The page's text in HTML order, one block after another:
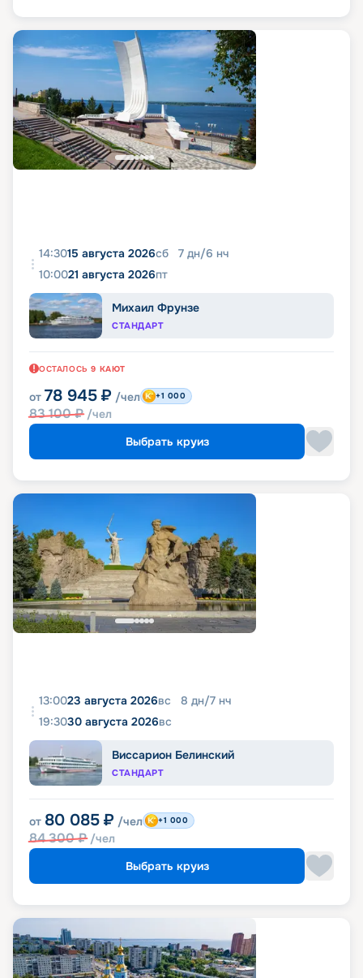
14:3015 августа 2026сб 7 дн/6 нч
10:0021 августа 2026пт
Михаил Фрунзе
СТАНДАРТ
ОСТАЛОСЬ 9 КАЮТ
от 78 945 ₽ /чел
83 100₽ /чел
+1 000
Выбрать круиз
13:0023 августа 2026вс 8 дн/7 нч
19:3030 августа 2026вс
Виссарион Белинский
СТАНДАРТ
от 80 085 ₽ /чел
84 300₽ /чел
+1 000
Выбрать круиз